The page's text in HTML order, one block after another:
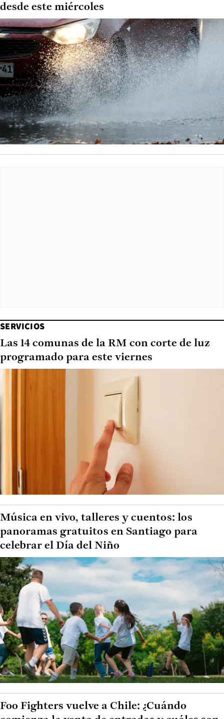
desde este miércoles
SERVICIOS
Las 14 comunas de la RM con corte de luz
programado para este viernes
Música en vivo, talleres y cuentos: los
panoramas gratuitos en Santiago para
celebrar el Día del Niño
Foo Fighters vuelve a Chile: ¿Cuándo